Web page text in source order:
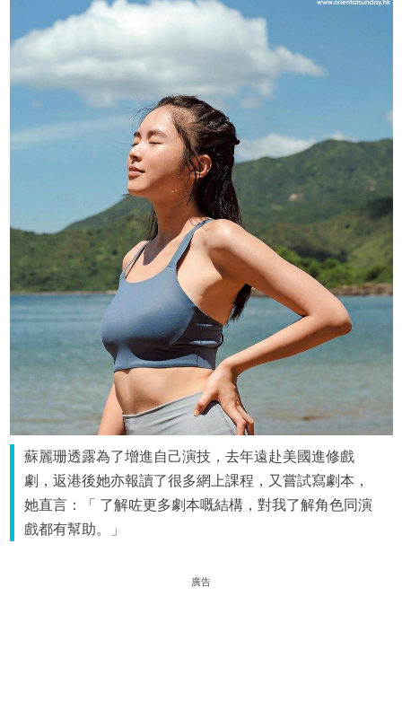
蘇麗珊透露為了增進自己演技，去年遠赴美國進修戲
劇，返港後她亦報讀了很多網上課程，又嘗試寫劇本，
她直言：「 了解咗更多劇本嘅結構，對我了解角色同演
戲都有幫助。」
廣告